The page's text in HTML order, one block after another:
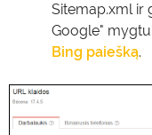
Sitemap.xml ir
Google"
Bing paiešką.